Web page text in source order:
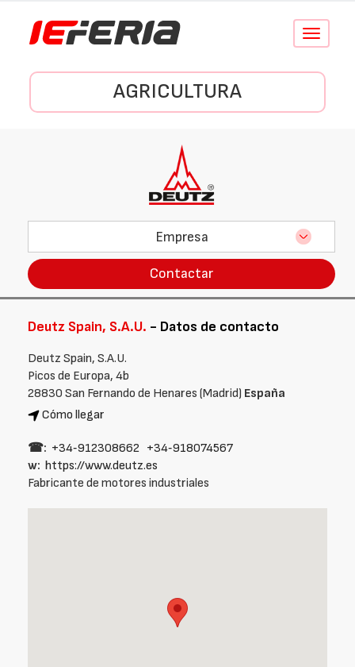
Conmutar
AGRICULTURA
Empresa
Contactar
Deutz Spain, S.A.U. - Datos de contacto
Deutz Spain, S.A.U.
Picos de Europa, 4b
28830 San Fernando de Henares (Madrid) España
Cómo llegar
☎: +34‑912308662 +34‑918074567
w: https://www.deutz.es
Fabricante de motores industriales